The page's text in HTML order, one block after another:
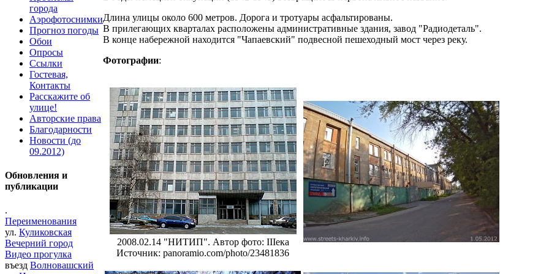
города
Аэрофотоснимки
Прогноз погоды
Обои
Опросы
Ссылки
Гостевая,
Контакты
Расскажите об
улице!
Авторские права
Благодарности
Новости (до
09.2012)
Обновления и
публикации
.
Переименования
ул. Куликовская
Вечерний город
Видео прогулка
въезд Волновашский
Длина улицы около 600 метров. Дорога и тротуары асфальтированы.
В прилегающих кварталах расположены административные здания, завод "Радиодеталь".
В конце набережной находится "Чапаевский" подвесной пешеходный мост через реку.
Фотографии:
2008.02.14 "НИТИП". Автор фото: IIIека
Источник: panoramio.com/photo/23481836